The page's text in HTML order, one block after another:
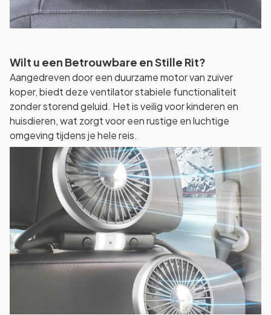
Wilt u een Betrouwbare en Stille Rit?
Aangedreven door een duurzame motor van zuiver
koper, biedt deze ventilator stabiele functionaliteit
zonder storend geluid. Het is veilig voor kinderen en
huisdieren, wat zorgt voor een rustige en luchtige
omgeving tijdens je hele reis.